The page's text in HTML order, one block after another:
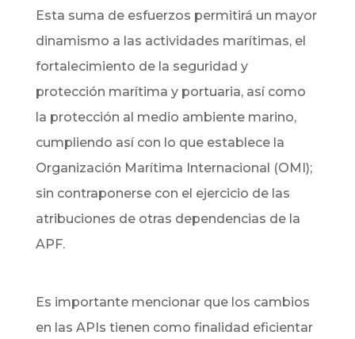
Esta suma de esfuerzos permitirá un mayor
dinamismo a las actividades marítimas, el
fortalecimiento de la seguridad y
protección marítima y portuaria, así como
la protección al medio ambiente marino,
cumpliendo así con lo que establece la
Organización Marítima Internacional (OMI);
sin contraponerse con el ejercicio de las
atribuciones de otras dependencias de la
APF.
Es importante mencionar que los cambios
en las APIs tienen como finalidad eficientar